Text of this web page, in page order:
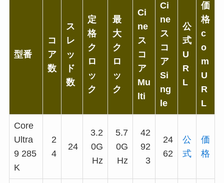
型番
コ
ア
数
ス
レ
ッ
ド
数
定
格
ク
ロ
ッ
ク
最
大
ク
ロ
ッ
ク
Ci
ne
ス
コ
ア
Mu
lti
Ci
ne
ス
コ
ア
Si
ng
le
公
式
U
R
L
価
格
c
o
m
U
R
L
Core
Ultra
9 285
K
2
4
24
3.2
0G
Hz
5.7
0G
Hz
42
92
3
24
62
公
式
価
格